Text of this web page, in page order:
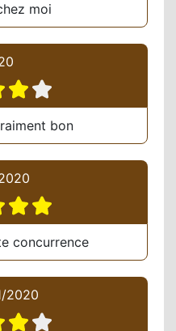
moi
bon
concurrence
2020